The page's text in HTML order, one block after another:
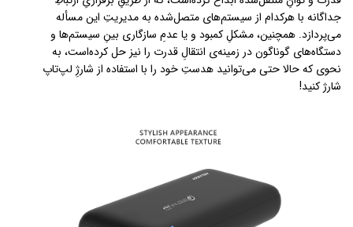
جداگانه با هرکدام از سیستم‌های متصل‌شده به مدیریتِ این مسأله
می‌پردازد. همچنین، مشکلِ کمبود و یا عدمِ سازگاری بینِ سیستم‌ها و
دستگاه‌های گوناگون در زمینه‌ی انتقالِ قدرت را نیز حل کرده‌است، به
نحوی که حالا حتی می‌توانید هدستِ خود را با استفاده از شارژِ لپ‌تاپ
شارژ کنید!